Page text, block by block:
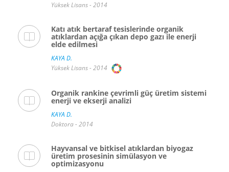
Yüksek Lisans - 2014
Katı atık bertaraf tesislerinde organik
atıklardan açığa çıkan depo gazı ile enerji
elde edilmesi
KAYA D.
Yüksek Lisans - 2014
Organik rankine çevrimli güç üretim sistemi
enerji ve ekserji analizi
KAYA D.
Doktora - 2014
Hayvansal ve bitkisel atıklardan biyogaz
üretim prosesinin simülasyon ve
optimizasyonu